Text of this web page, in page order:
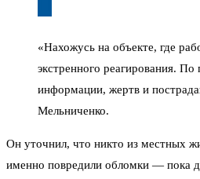
«Нахожусь на объекте, где
экстренного реагирования. По
информации, жертв и
Мельниченко.
Он уточнил, что никто из местных
именно повредили обломки — пока